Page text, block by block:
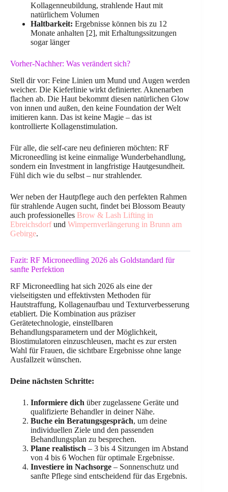
Kollagenneubildung, strahlende Haut mit
natürlichem Volumen
Haltbarkeit: Ergebnisse können bis zu 12
Monate anhalten [2], mit Erhaltungssitzungen
sogar länger
Vorher-Nachher: Was verändert sich?
Stell dir vor: Feine Linien um Mund und Augen werden
weicher. Die Kieferlinie wirkt definierter. Aknenarben
flachen ab. Die Haut bekommt diesen natürlichen Glow
von innen und außen, den keine Foundation der Welt
imitieren kann. Das ist keine Magie – das ist
kontrollierte Kollagenstimulation.
Für alle, die self-care neu definieren möchten: RF
Microneedling ist keine einmalige Wunderbehandlung,
sondern ein Investment in langfristige Hautgesundheit.
Fühl dich wie du selbst – nur strahlender.
Wer neben der Hautpflege auch den perfekten Rahmen
für strahlende Augen sucht, findet bei Blossom Beauty
auch professionelles Brow & Lash Lifting in
Ebreichsdorfund Wimpernverlängerung in Brunn am
Gebirge.
Fazit: RF Microneedling 2026 als Goldstandard für
sanfte Perfektion
RF Microneedling hat sich 2026 als eine der
vielseitigsten und effektivsten Methoden für
Hautstraffung, Kollagenaufbau und Texturverbesserung
etabliert. Die Kombination aus präziser
Gerätetechnologie, einstellbaren
Behandlungsparametern und der Möglichkeit,
Biostimulatoren einzuschleusen, macht es zur ersten
Wahl für Frauen, die sichtbare Ergebnisse ohne lange
Ausfallzeit wünschen.
Deine nächsten Schritte:
Informiere dich über zugelassene Geräte und
qualifizierte Behandler in deiner Nähe.
Buche ein Beratungsgespräch, um deine
individuellen Ziele und den passenden
Behandlungsplan zu besprechen.
Plane realistisch – 3 bis 4 Sitzungen im Abstand
von 4 bis 6 Wochen für optimale Ergebnisse.
Investiere in Nachsorge – Sonnenschutz und
sanfte Pflege sind entscheidend für das Ergebnis.